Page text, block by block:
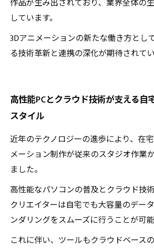
作品が生み出されており、業界全体の
しています。
3Dアニメーションの新たな働き方とし
る技術革新と連携の深化が期待されてい
高性能PCとクラウド技術が支える自
スタイル
近年のテクノロジーの進歩により、在
メーション制作が従来のスタジオ作業
ました。
高性能なパソコンの普及とクラウド技
クリエイターは自宅でも大容量のデー
ンダリングをスムーズに行うことが可能
これに伴い、ツールもクラウドベース